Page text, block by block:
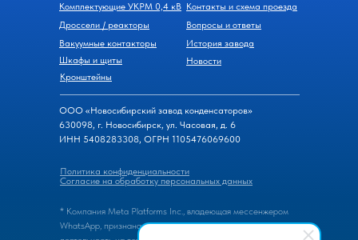
Комплектующие УКРМ 0,4 кВ
Кронштейны
Шкафы и щиты
Вакуумные контакторы
Дроссели / реакторы
Контакты и схема проезда
Вопросы и ответы
Новости
История завода
Согласие на обработку персональных данных
Политика конфиденциальности
* Компания Meta Platforms Inc., владеющая мессенжером
WhatsApp, признана экстремистской организацией, ее
ООО «Новосибирский завод конденсаторов»
630098, г. Новосибирск, ул. Часовая, д. 6
ИНН 5408283308, ОГРН 1105476069600